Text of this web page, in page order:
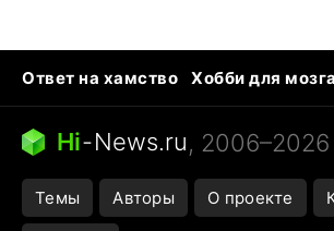
Ответ на хамство
Хобби для мозга
Бензин 100 и 95
Тунцы в
Следующая пандемия
Hi-News.ru, 2006–2026
Темы Авторы О проекте